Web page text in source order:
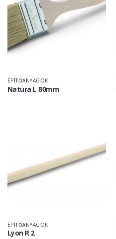
ÉPÍTŐANYAGOK
Natura L 80mm
ÉPÍTŐANYAGOK
Lyon R 2